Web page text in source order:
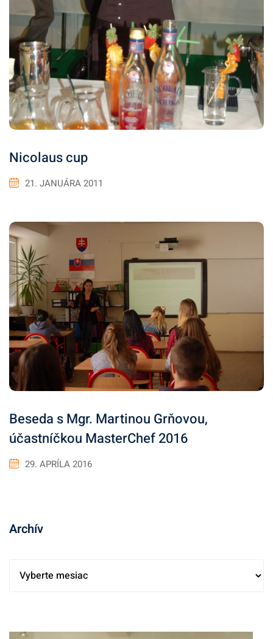
Nicolaus cup
21. JANUÁRA 2011
Beseda s Mgr. Martinou Grňovou,
účastníčkou MasterChef 2016
29. APRÍLA 2016
Archív
í